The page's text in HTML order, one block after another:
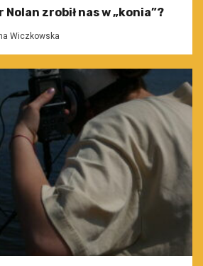
zrobił nas w „konia”?
Wiczkowska